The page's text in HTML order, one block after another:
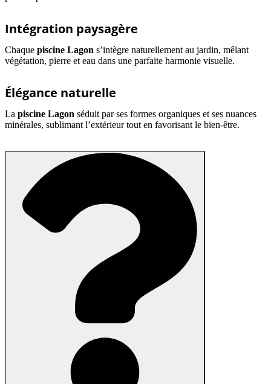
Intégration paysagère
Chaque piscine Lagon s’intègre naturellement au jardin, mêlant
végétation, pierre et eau dans une parfaite harmonie visuelle.
Élégance naturelle
La piscine Lagon séduit par ses formes organiques et ses nuances
minérales, sublimant l’extérieur tout en favorisant le bien-être.